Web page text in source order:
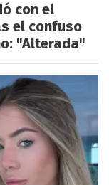
con el
el confuso
"Alterada"